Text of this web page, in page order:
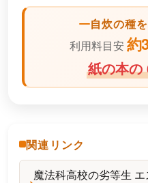
自炊の種
利用料目安 約
紙の本の
関連リンク
魔法科高校の劣等生